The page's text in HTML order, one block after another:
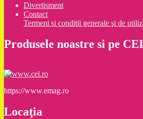
Divertisment
Contact
Termeni şi condiţii generale şi de
Produsele noastre si pe
https://www.emag.ro
Locaţia